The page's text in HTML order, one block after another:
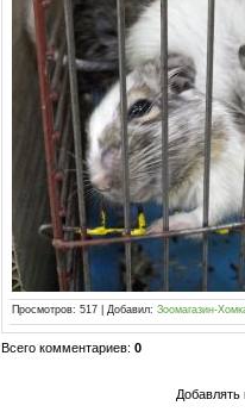
Просмотров: 517| Добавил: Зоомагазин-
Всего комментариев: 0
Добавлять